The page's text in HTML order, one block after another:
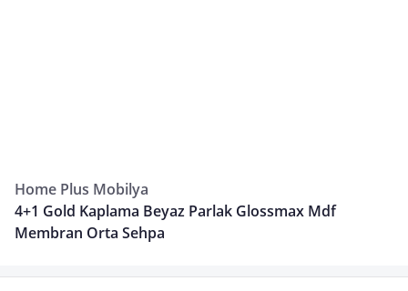
Home Plus Mobilya
4+1 Gold Kaplama Beyaz Parlak Glossmax Mdf
Membran Orta Sehpa